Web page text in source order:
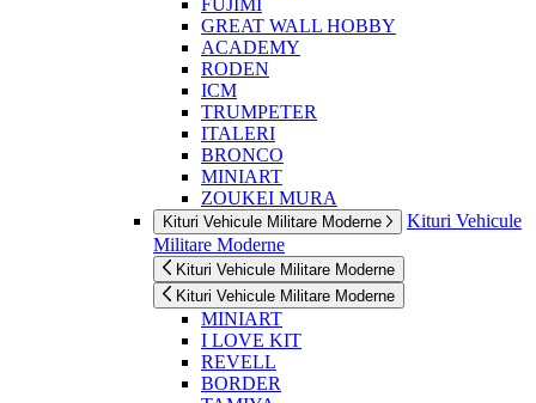
GREAT WALL HOBBY
ACADEMY
RODEN
ICM
TRUMPETER
ITALERI
BRONCO
MINIART
ZOUKEI MURA
Kituri Vehicule Militare Moderne
Kituri Vehicule
Militare Moderne
Kituri Vehicule Militare Moderne
Kituri Vehicule Militare Moderne
MINIART
I LOVE KIT
REVELL
BORDER